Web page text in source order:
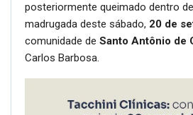
posteriormente queimado dentro
madrugada deste sábado, 20 de
comunidade de Santo Antônio de
Carlos Barbosa.